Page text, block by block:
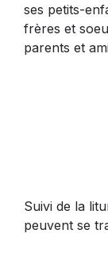
ses petits-
frères et
parents et
Suivi de la
peuvent se